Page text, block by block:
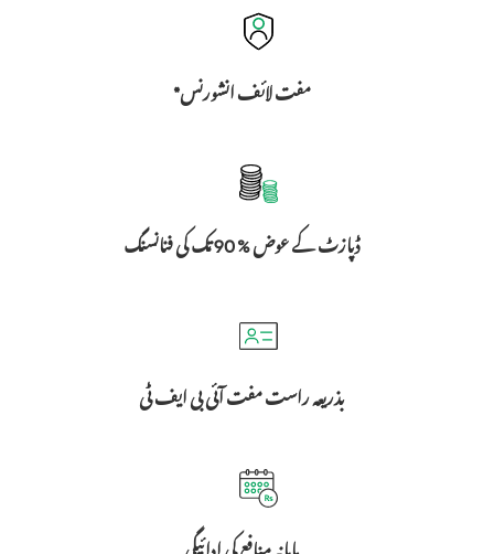
مفت لائف انشورنس*
ڈپازٹ کے عوض % 90 تک کی فنانسنگ
بذریعہ راست مفت آئی بی ایف ٹی